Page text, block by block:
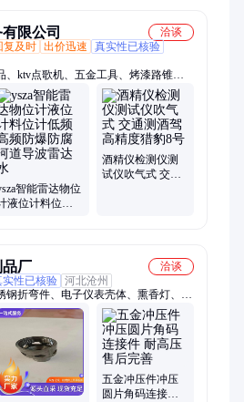
限公司
洽谈
复及时 出价迅速
真实性已核验
、ktv点歌机、五金工具、烤漆路锥、
、高压发生器、三相稳压器、网络机顶
眼器、无尘工作台、无线叫号器、高压
、柴油发电机组、数控切割机、高空作
谱分析仪、电泳仪、工业用吸尘器
智能雷达物位
液位计料位计
酒精仪检测仪测
试仪吹气式 交通
厂
洽谈
实性已核验 河北沧州
钢折弯件、电子仪表壳体、熏香灯、各
工件
五金冲压件冲压
圆片角码连接件